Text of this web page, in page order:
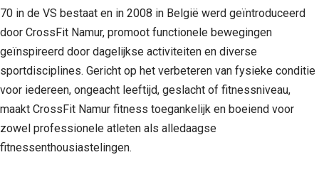
70 in de VS bestaat en in 2008 in België werd geïntroduceerd
door CrossFit Namur, promoot functionele bewegingen
geïnspireerd door dagelijkse activiteiten en diverse
sportdisciplines. Gericht op het verbeteren van fysieke conditie
voor iedereen, ongeacht leeftijd, geslacht of fitnessniveau,
maakt CrossFit Namur fitness toegankelijk en boeiend voor
zowel professionele atleten als alledaagse
fitnessenthousiastelingen.